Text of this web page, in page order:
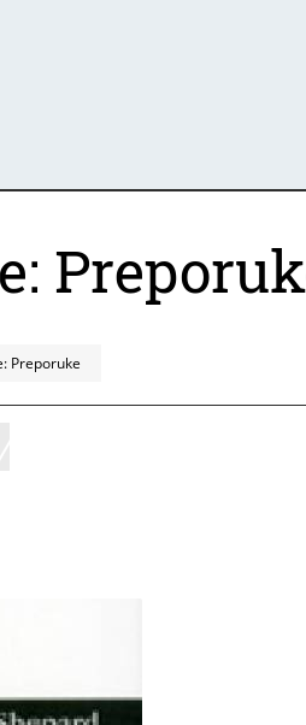
Preporuke